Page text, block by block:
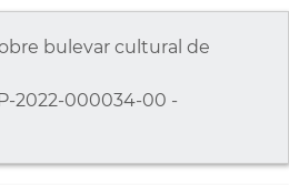
bulevar cultural de
2022-000034-00 -